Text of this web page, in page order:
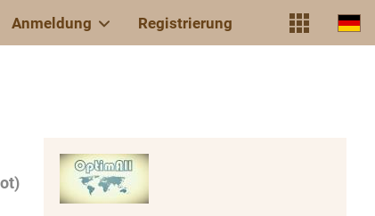
Anmeldung Registrierung